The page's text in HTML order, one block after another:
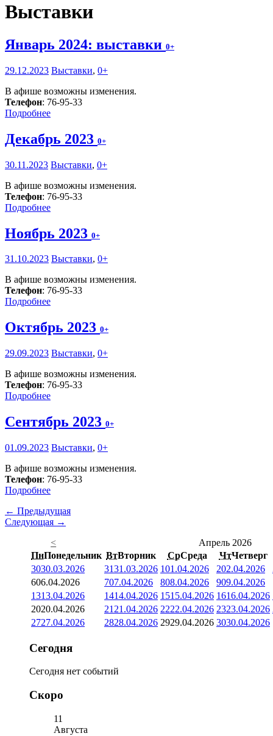
Выставки
Январь 2024: выставки 0+
29.12.2023 Выставки, 0+
В афише возможны изменения.
Телефон: 76-95-33
Подробнее
Декабрь 2023 0+
30.11.2023 Выставки, 0+
В афише возможны изменения.
Телефон: 76-95-33
Подробнее
Ноябрь 2023 0+
31.10.2023 Выставки, 0+
В афише возможны изменения.
Телефон: 76-95-33
Подробнее
Октябрь 2023 0+
29.09.2023 Выставки, 0+
В афише возможны изменения.
Телефон: 76-95-33
Подробнее
Сентябрь 2023 0+
01.09.2023 Выставки, 0+
В афише возможны изменения.
Телефон: 76-95-33
Подробнее
← Предыдущая
Следующая →
<
Апрель 2026
ПнПонедельник ВтВторник СрСреда ЧтЧетверг
3030.03.2026 3131.03.2026 101.04.2026 202.04.2026
606.04.2026 707.04.2026 808.04.2026 909.04.2026
1313.04.2026 1414.04.2026 1515.04.2026 1616.04.2026
2020.04.2026 21 21.04.2026 2222.04.2026 2323.04.2026
2727.04.2026 2828.04.2026 2929.04.2026 3030.04.2026
Сегодня
Сегодня нет событий
Скоро
11
Августа